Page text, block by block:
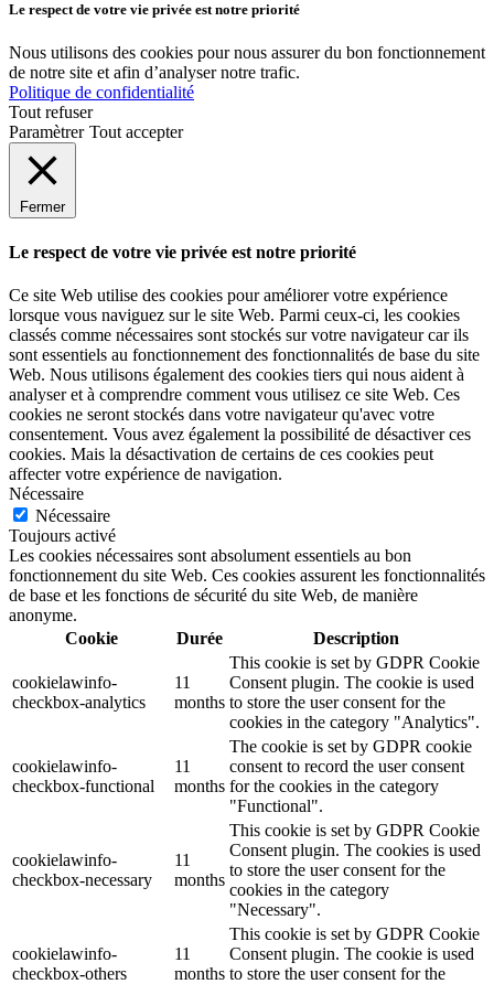
Le respect de votre vie privée est notre priorité
Nous utilisons des cookies pour nous assurer du bon fonctionnement
de notre site et afin d’analyser notre trafic.
Politique de confidentialité
Tout refuser
Paramètrer Tout accepter
Fermer
Le respect de votre vie privée est notre priorité
Ce site Web utilise des cookies pour améliorer votre expérience
lorsque vous naviguez sur le site Web. Parmi ceux-ci, les cookies
classés comme nécessaires sont stockés sur votre navigateur car ils
sont essentiels au fonctionnement des fonctionnalités de base du site
Web. Nous utilisons également des cookies tiers qui nous aident à
analyser et à comprendre comment vous utilisez ce site Web. Ces
cookies ne seront stockés dans votre navigateur qu'avec votre
consentement. Vous avez également la possibilité de désactiver ces
cookies. Mais la désactivation de certains de ces cookies peut
affecter votre expérience de navigation.
Nécessaire
Nécessaire
Toujours activé
Les cookies nécessaires sont absolument essentiels au bon
fonctionnement du site Web. Ces cookies assurent les fonctionnalités
de base et les fonctions de sécurité du site Web, de manière
anonyme.
Cookie
Durée Description
cookielawinfo-
checkbox-analytics
11
months
This cookie is set by GDPR Cookie
Consent plugin. The cookie is used
to store the user consent for the
cookies in the category "Analytics".
cookielawinfo-
checkbox-functional
11
months
The cookie is set by GDPR cookie
consent to record the user consent
for the cookies in the category
"Functional".
cookielawinfo-
checkbox-necessary
11
months
This cookie is set by GDPR Cookie
Consent plugin. The cookies is used
to store the user consent for the
cookies in the category
"Necessary".
cookielawinfo-
checkbox-others
11
months
This cookie is set by GDPR Cookie
Consent plugin. The cookie is used
to store the user consent for the